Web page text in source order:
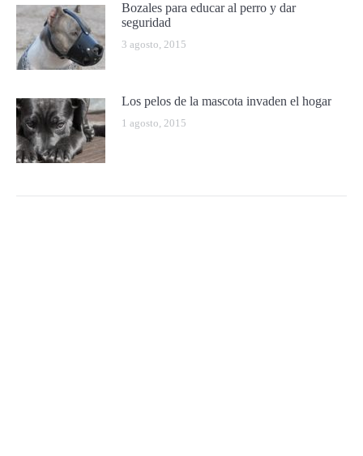
Bozales para educar al perro y dar
seguridad
3 agosto, 2015
Los pelos de la mascota invaden el hogar
1 agosto, 2015